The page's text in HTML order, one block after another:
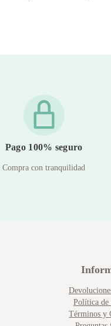
Pago 100% seguro
Compra con tranquilidad
Política de
Términos y